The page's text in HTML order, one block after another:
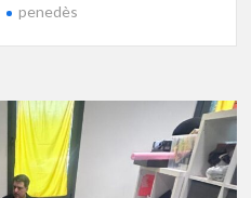
penedès